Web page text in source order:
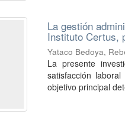
La gestión
Instituto Certus,
Yataco Bedoya,
La presente
satisfacción
objetivo principal